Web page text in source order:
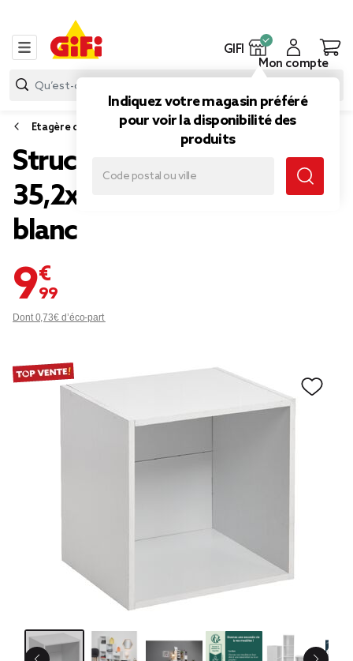
GIFI
Indiquez votre magasin préféré
pour voir la disponibilité des
produits
Mon compte
Etagère de rangement
Structure Box Cube 1 case
35,2x30x35,2cm bois
blanc
9,99 €
Dont 0,73€ d’éco-part